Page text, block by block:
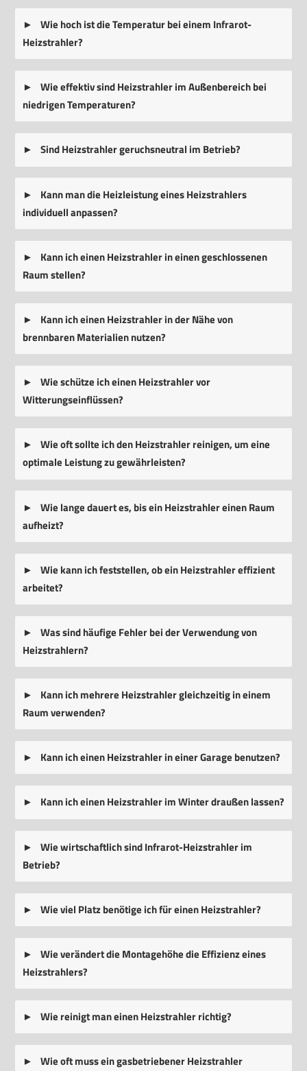
Wie hoch ist die Temperatur bei einem Infrarot-
Heizstrahler?
Wie effektiv sind Heizstrahler im Außenbereich bei
niedrigen Temperaturen?
Sind Heizstrahler geruchsneutral im Betrieb?
Kann man die Heizleistung eines Heizstrahlers
individuell anpassen?
Kann ich einen Heizstrahler in einen geschlossenen
Raum stellen?
Kann ich einen Heizstrahler in der Nähe von
brennbaren Materialien nutzen?
Wie schütze ich einen Heizstrahler vor
Witterungseinflüssen?
Wie oft sollte ich den Heizstrahler reinigen, um eine
optimale Leistung zu gewährleisten?
Wie lange dauert es, bis ein Heizstrahler einen Raum
aufheizt?
Wie kann ich feststellen, ob ein Heizstrahler effizient
arbeitet?
Was sind häufige Fehler bei der Verwendung von
Heizstrahlern?
Kann ich mehrere Heizstrahler gleichzeitig in einem
Raum verwenden?
Kann ich einen Heizstrahler in einer Garage benutzen?
Kann ich einen Heizstrahler im Winter draußen lassen?
Wie wirtschaftlich sind Infrarot-Heizstrahler im
Betrieb?
Wie viel Platz benötige ich für einen Heizstrahler?
Wie verändert die Montagehöhe die Effizienz eines
Heizstrahlers?
Wie reinigt man einen Heizstrahler richtig?
Wie oft muss ein gasbetriebener Heizstrahler